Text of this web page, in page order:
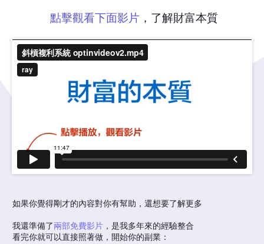
點擊觀看下面影片，了解財富本質
如果你覺得剛才的內容對你有幫助，還想要了解更多
我還準備了兩部免費影片 ，是我多年來的經驗整合
看完你就可以直接照著做，開始你的副業：